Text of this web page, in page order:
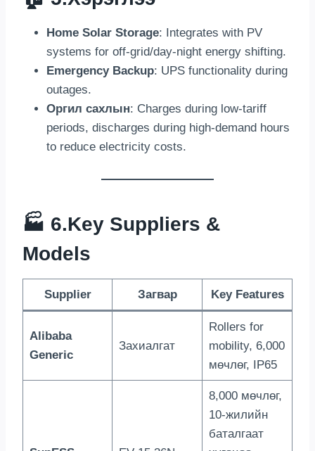
Home Solar Storage: Integrates with PV
systems for off-grid/day-night energy shifting.
Emergency Backup: UPS functionality during
outages.
Оргил сахлын: Charges during low-tariff
periods, discharges during high-demand hours
to reduce electricity costs.
🏭 6.Key Suppliers &
Models
Supplier Загвар Key Features
Alibaba
Generic
Захиалгат
Rollers for
mobility, 6,000
мөчлөг, IP65
8,000 мөчлөг,
10-жилийн
баталгаат